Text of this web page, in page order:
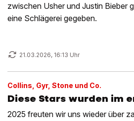
zwischen Usher und Justin Bieber
eine Schlägerei gegeben.
21.03.2026, 16:13 Uhr
Collins, Gyr, Stone und Co.
Diese Stars wurden im
2025 freuten wir uns wieder über